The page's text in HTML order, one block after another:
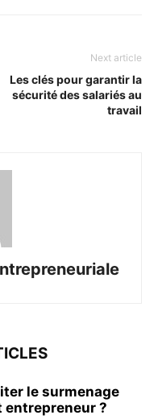
Next article
Les clés pour garantir la
sécurité des salariés au
travail
le surmenage
entrepreneur ?